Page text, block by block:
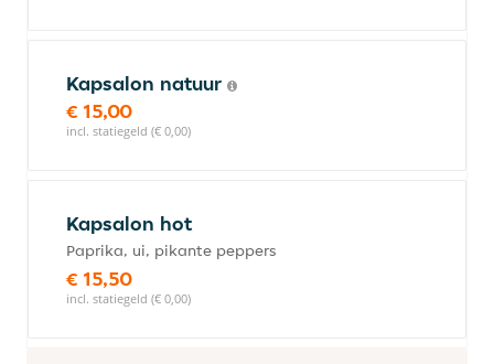
Kapsalon natuur
€ 15,00
incl. statiegeld (€ 0,00)
Kapsalon hot
Paprika, ui, pikante peppers
€ 15,50
incl. statiegeld (€ 0,00)